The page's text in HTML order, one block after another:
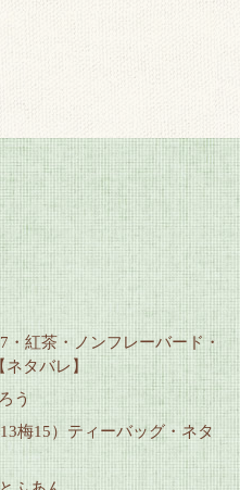
紅茶・ノンフレーバード・
タバレ】
う
梅15）ティーバッグ・ネタ